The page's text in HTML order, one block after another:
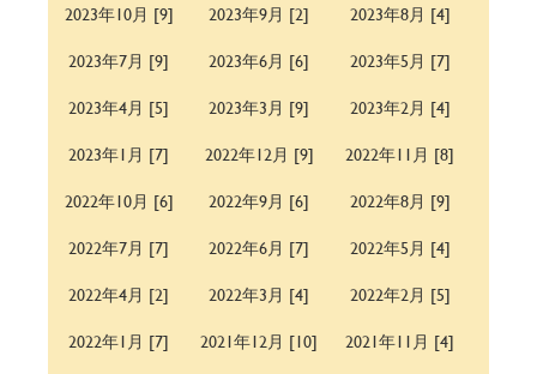
2023年10月 [9]
2023年9月 [2]
2023年8月 [4]
2023年7月 [9]
2023年6月 [6]
2023年5月 [7]
2023年4月 [5]
2023年3月 [9]
2023年2月 [4]
2023年1月 [7]
2022年12月 [9]
2022年11月 [8]
2022年10月 [6]
2022年9月 [6]
2022年8月 [9]
2022年7月 [7]
2022年6月 [7]
2022年5月 [4]
2022年4月 [2]
2022年3月 [4]
2022年2月 [5]
2022年1月 [7]
2021年12月 [10]
2021年11月 [4]